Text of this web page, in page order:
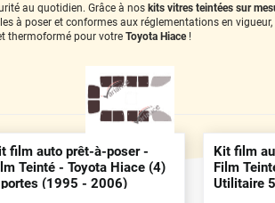
au quotidien. Grâce à nos kits vitres teintées sur
à poser et conformes aux réglementations en
thermoformé pour votre Toyota Hiace!
film auto prêt-à-poser -
Teinté - Toyota Hiace (4)
portes (1995 - 2006)
Kit film
Film
Utilitaire